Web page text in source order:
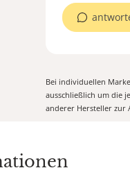
Bei individuellen
ausschließlich um die
anderer Hersteller zur